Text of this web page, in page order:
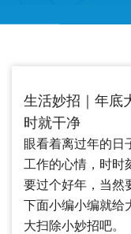
生活妙招｜年底
时就干净
眼看着离过年的日
工作的心情，时时
要过个好年，当然
下面小编小编就给
大扫除小妙招吧。